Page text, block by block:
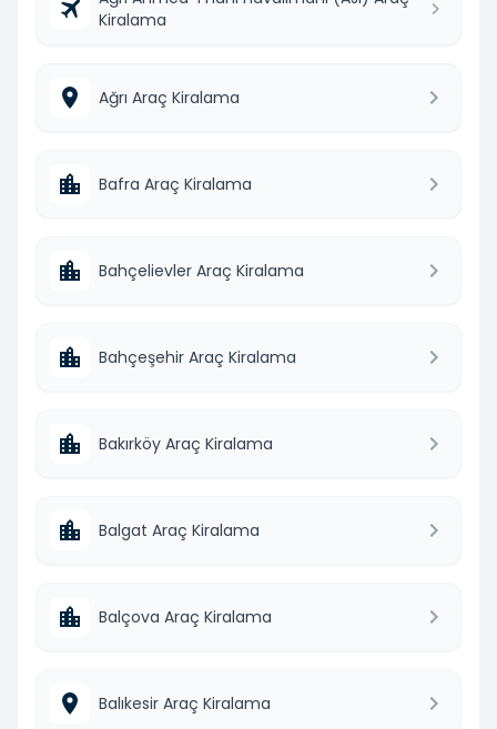
Kiralama
Ağrı Araç Kiralama
Bafra Araç Kiralama
Bahçelievler Araç Kiralama
Bahçeşehir Araç Kiralama
Bakırköy Araç Kiralama
Balgat Araç Kiralama
Balçova Araç Kiralama
Balıkesir Araç Kiralama